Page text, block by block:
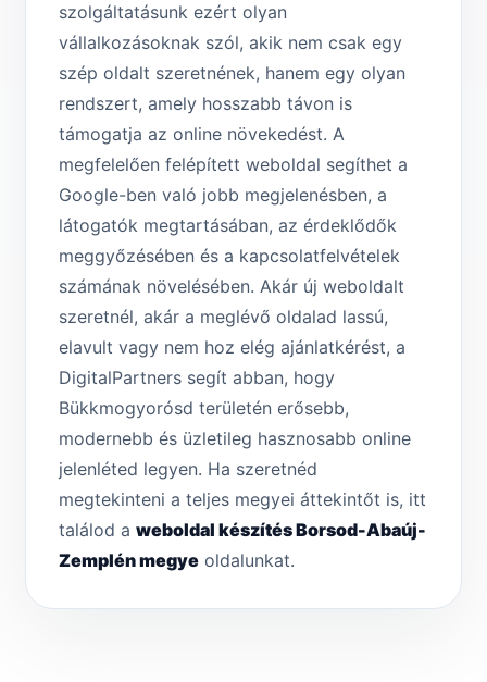
szolgáltatásunk ezért olyan
vállalkozásoknak szól, akik nem csak egy
szép oldalt szeretnének, hanem egy olyan
rendszert, amely hosszabb távon is
támogatja az online növekedést. A
megfelelően felépített weboldal segíthet a
Google-ben való jobb megjelenésben, a
látogatók megtartásában, az érdeklődők
meggyőzésében és a kapcsolatfelvételek
számának növelésében. Akár új weboldalt
szeretnél, akár a meglévő oldalad lassú,
elavult vagy nem hoz elég ajánlatkérést, a
DigitalPartners segít abban, hogy
Bükkmogyorósd területén erősebb,
modernebb és üzletileg hasznosabb online
jelenléted legyen. Ha szeretnéd
megtekinteni a teljes megyei áttekintőt is, itt
találod a weboldal készítés Borsod-Abaúj-
Zemplén megye oldalunkat.